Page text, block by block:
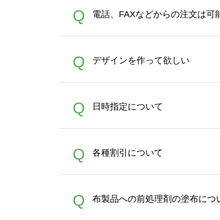
A
ズは、20MBです。デジカメ
Illustratorからの直接入稿には
Q 電話、FAXなどからの注文は可
A
バッグコンシェルやタンブラ
Q デザインを作って欲しい
A
ン作成のお手伝いをすること
合は、デザインツールをご利
Q 日時指定について
A
者にご連絡いただき調整をお
Q 各種割引について
A
ポイントとして付与され、次
Q 布製品への前処理剤の塗布につ